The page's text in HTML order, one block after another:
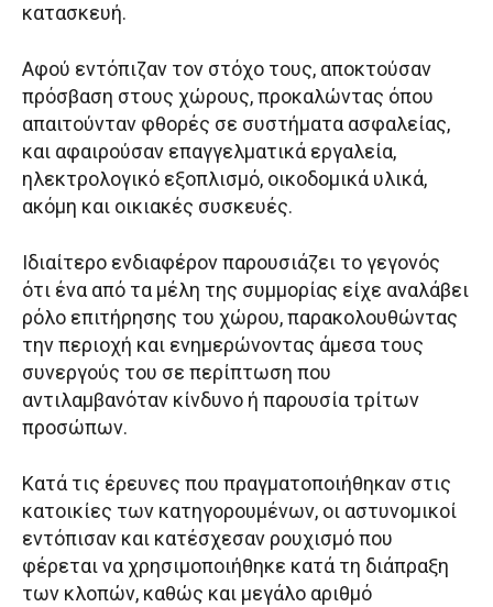
κατασκευή.
Αφού εντόπιζαν τον στόχο τους, αποκτούσαν
πρόσβαση στους χώρους, προκαλώντας όπου
απαιτούνταν φθορές σε συστήματα ασφαλείας,
και αφαιρούσαν επαγγελματικά εργαλεία,
ηλεκτρολογικό εξοπλισμό, οικοδομικά υλικά,
ακόμη και οικιακές συσκευές.
Ιδιαίτερο ενδιαφέρον παρουσιάζει το γεγονός
ότι ένα από τα μέλη της συμμορίας είχε αναλάβει
ρόλο επιτήρησης του χώρου, παρακολουθώντας
την περιοχή και ενημερώνοντας άμεσα τους
συνεργούς του σε περίπτωση που
αντιλαμβανόταν κίνδυνο ή παρουσία τρίτων
προσώπων.
Κατά τις έρευνες που πραγματοποιήθηκαν στις
κατοικίες των κατηγορουμένων, οι αστυνομικοί
εντόπισαν και κατέσχεσαν ρουχισμό που
φέρεται να χρησιμοποιήθηκε κατά τη διάπραξη
των κλοπών, καθώς και μεγάλο αριθμό